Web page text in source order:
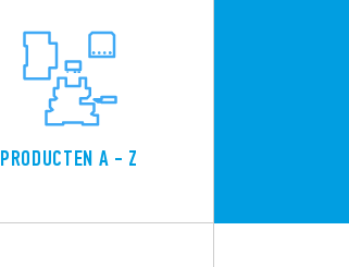
PRODUCTEN A - Z